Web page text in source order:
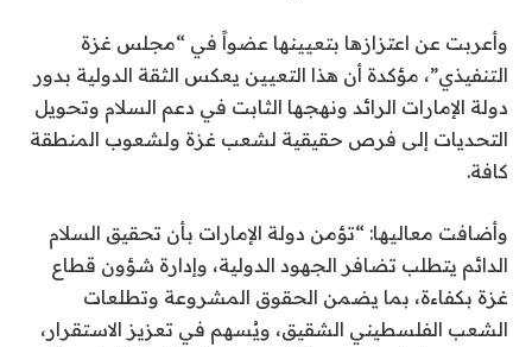
وأعربت عن اعتزازها بتعيينها عضواً في “مجلس غزة
التنفيذي”، مؤكدة أن هذا التعيين يعكس الثقة الدولية بدور
دولة الإمارات الرائد ونهجها الثابت في دعم السلام وتحويل
التحديات إلى فرص حقيقية لشعب غزة ولشعوب المنطقة
كافة.
وأضافت معاليها: “تؤمن دولة الإمارات بأن تحقيق السلام
الدائم يتطلب تضافر الجهود الدولية، وإدارة شؤون قطاع
غزة بكفاءة، بما يضمن الحقوق المشروعة وتطلعات
الشعب الفلسطيني الشقيق، ويُسهم في تعزيز الاستقرار،